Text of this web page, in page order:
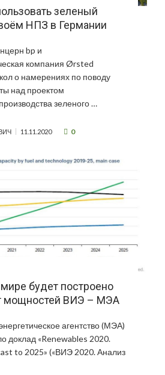
зеленый
НПЗ в Германии
bp и
компания Ørsted
о намерениях по поводу
над проектом
зеленого …
11.11.2020 0
будет построено
мощностей ВИЭ – МЭА
агентство (МЭА)
доклад «Renewables 2020.
to 2025» («ВИЭ 2020. Анализ